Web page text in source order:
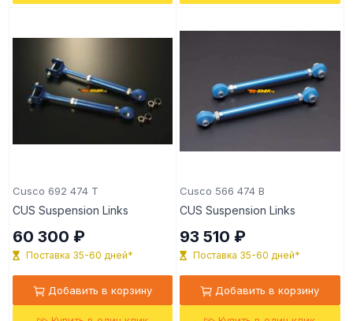
Cusco 692 474 T
CUS Suspension Links
60 300 ₽
Поставка 35-60 дней*
Добавить в корзину
Cusco 566 474 B
CUS Suspension Links
93 510 ₽
Поставка 35-60 дней*
Добавить в корзину